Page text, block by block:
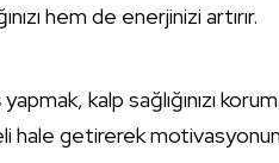
hem de enerjinizi artırır.
kalp sağlığınızı
hale getirerek